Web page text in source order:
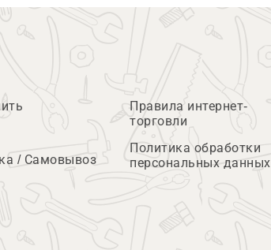
/ Самовывоз
Правила интернет-
торговли
Политика обработки
персональных данных